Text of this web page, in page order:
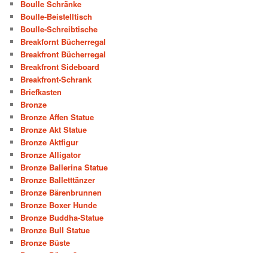
Boulle Schränke
Boulle-Beistelltisch
Boulle-Schreibtische
Breakfornt Bücherregal
Breakfront Bücherregal
Breakfront Sideboard
Breakfront-Schrank
Briefkasten
Bronze
Bronze Affen Statue
Bronze Akt Statue
Bronze Aktfigur
Bronze Alligator
Bronze Ballerina Statue
Bronze Balletttänzer
Bronze Bärenbrunnen
Bronze Boxer Hunde
Bronze Buddha-Statue
Bronze Bull Statue
Bronze Büste